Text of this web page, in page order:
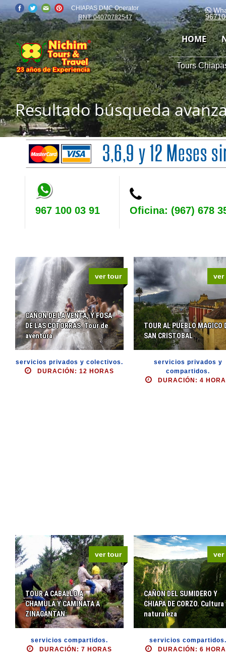
CHIAPAS DMC Operator
RNT: 04070782547
HOME
Tours
Resultado búsqueda
967 100 03 91 Oficina: (967) 678
ver tour
CAÑON DE LA VENTA, Y FOSA
DE LAS COTORRAS. Tour de
aventura
servicios privados y colectivos.
DURACIÓN: 12 HORAS
ver
TOUR AL PUEBLO MAGICO
SAN CRISTOBAL
servicios privados y
compartidos.
DURACIÓN: 4
ver tour
TOUR A CABALLO A
CHAMULA Y CAMINATA A
ZINACANTAN:
servicios compartidos.
DURACIÓN: 7 HORAS
ver
CAÑON DEL SUMIDERO Y
CHIAPA DE CORZO. Cultura
naturaleza
servicios compartidos.
DURACIÓN: 6